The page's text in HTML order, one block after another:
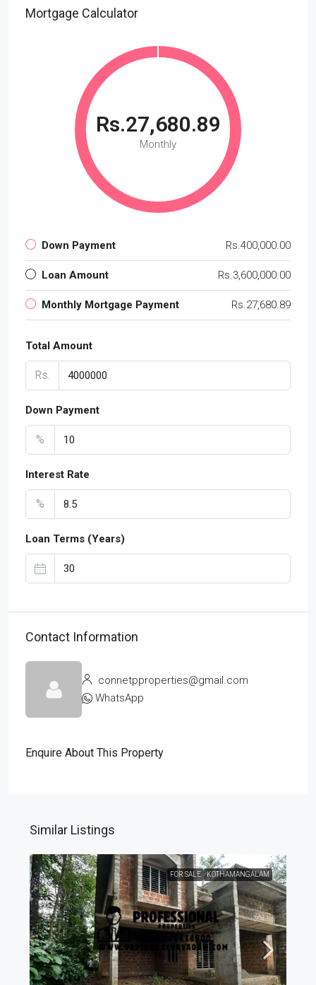
Mortgage Calculator
Rs.27,680.89
Monthly
Down Payment Rs.400,000.00
Loan Amount Rs.3,600,000.00
Monthly Mortgage Payment Rs.27,680.89
Total Amount
Rs.
Down Payment
%
Interest Rate
%
Loan Terms (Years)
Contact Information
connetpproperties@gmail.com
WhatsApp
Enquire About This Property
Similar Listings
FOR SALE KOTHAMANGALAM